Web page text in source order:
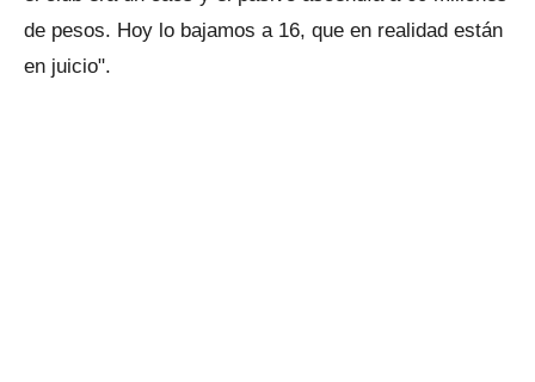
de pesos. Hoy lo bajamos a 16, que en realidad están
en juicio".